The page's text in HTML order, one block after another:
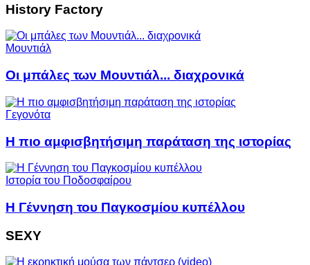
History Factory
Μουντιάλ
Οι μπάλες των Μουντιάλ... διαχρονικά
Γεγονότα
Η πιο αμφισβητήσιμη παράταση της ιστορίας
Ιστορία του Ποδοσφαίρου
Η Γέννηση του Παγκοσμίου κυπέλλου
SEXY